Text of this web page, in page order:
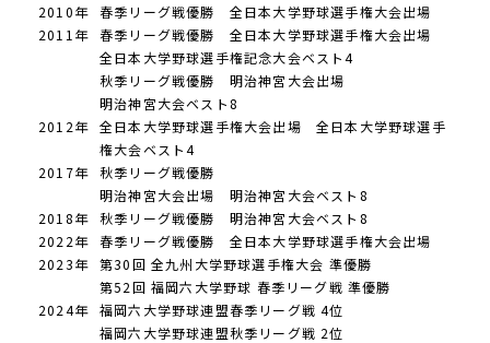
2010年
春季リーグ戦優勝 全日本大学野球選手権大会出場
2011年
春季リーグ戦優勝 全日本大学野球選手権大会出場
全日本大学野球選手権記念大会ベスト4
秋季リーグ戦優勝 明治神宮大会出場
明治神宮大会ベスト8
2012年 全日本大学野球選手権大会出場 全日本大学野球選手
権大会ベスト4
2017年 秋季リーグ戦優勝
明治神宮大会出場 明治神宮大会ベスト8
2018年 秋季リーグ戦優勝 明治神宮大会ベスト8
2022年
春季リーグ戦優勝 全日本大学野球選手権大会出場
2023年 第30回 全九州大学野球選手権大会 準優勝
第52回 福岡六大学野球 春季リーグ戦 準優勝
2024年 福岡六大学野球連盟春季リーグ戦 4位
福岡六大学野球連盟秋季リーグ戦 2位